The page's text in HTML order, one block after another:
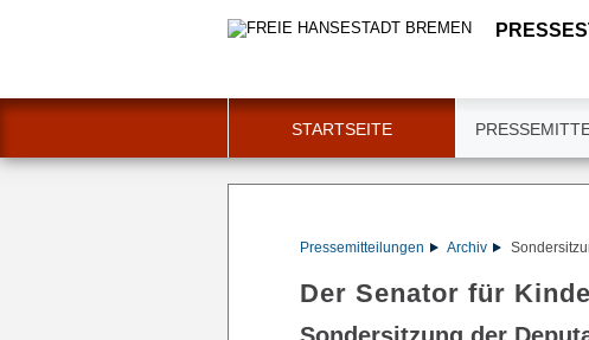
STARTSEITE
Pressemitteilungen Archiv
Der Senator für